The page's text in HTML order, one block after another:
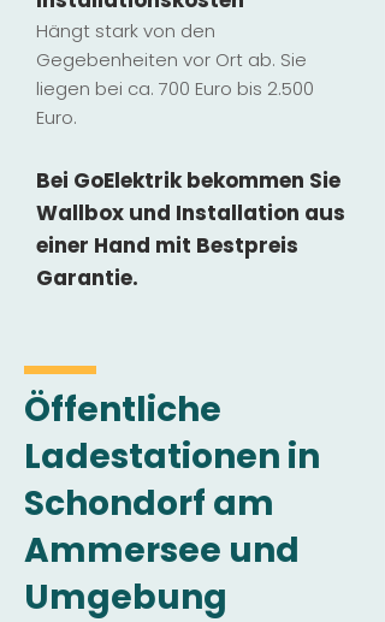
Hängt stark von den
Gegebenheiten vor Ort ab. Sie
liegen bei ca. 700 Euro bis 2.500
Euro.
Bei GoElektrik bekommen Sie
Wallbox und Installation aus
einer Hand mit Bestpreis
Garantie.
Öffentliche
Ladestationen in
Schondorf am
Ammersee und
Umgebung